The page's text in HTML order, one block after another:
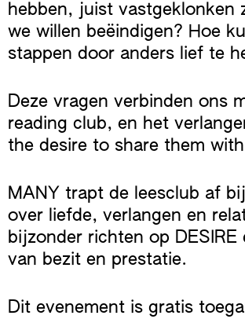
hebben, juist vastgeklonken
we willen beëindigen? Hoe
stappen door anders lief te
Deze vragen verbinden ons
reading club, en het
the desire to share them
MANY trapt de leesclub af
over liefde, verlangen en
bijzonder richten op
van bezit en prestatie.
Dit evenement is gratis